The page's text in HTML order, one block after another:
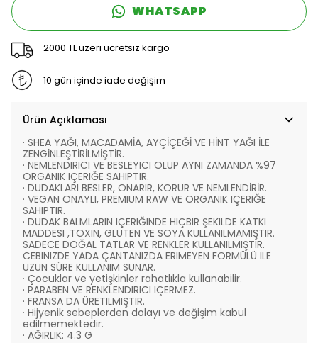
WHATSAPP
2000 TL üzeri ücretsiz kargo
10 gün içinde iade değişim
Ürün Açıklaması
· SHEA YAĞI, MACADAMİA, AYÇİÇEĞİ VE HİNT YAĞI İLE
ZENGİNLEŞTİRİLMİŞTİR.
· NEMLENDIRICI VE BESLEYICI OLUP AYNI ZAMANDA %97
ORGANIK IÇERIĞE SAHIPTIR.
· DUDAKLARI BESLER, ONARIR, KORUR VE NEMLENDİRİR.
· VEGAN ONAYLI, PREMIUM RAW VE ORGANIK IÇERIĞE
SAHIPTIR.
· DUDAK BALMLARIN IÇERIĞINDE HIÇBIR ŞEKILDE KATKI
MADDESI ,TOXIN, GLUTEN VE SOYA KULLANILMAMIŞTIR.
SADECE DOĞAL TATLAR VE RENKLER KULLANILMIŞTIR.
CEBINIZDE YADA ÇANTANIZDA ERIMEYEN FORMÜLÜ ILE
UZUN SÜRE KULLANIM SUNAR.
· Çocuklar ve yetişkinler rahatlıkla kullanabilir.
· PARABEN VE RENKLENDIRICI IÇERMEZ.
· FRANSA DA ÜRETILMIŞTIR.
· Hijyenik sebeplerden dolayı ve değişim kabul
edilmemektedir.
· AĞIRLIK: 4.3 G